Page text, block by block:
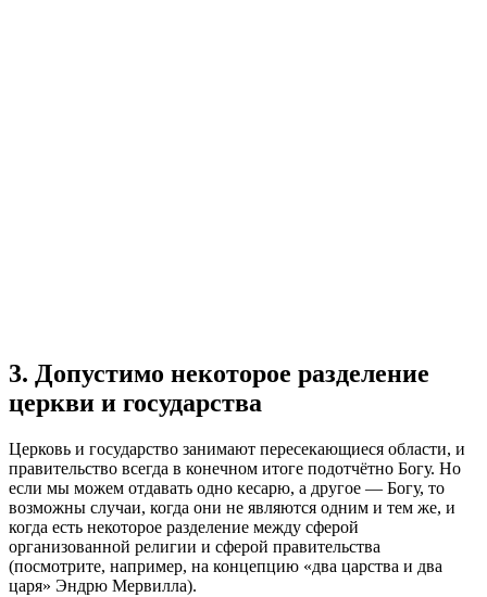
3. Допустимо некоторое разделение
церкви и государства
Церковь и государство занимают пересекающиеся области, и
правительство всегда в конечном итоге подотчётно Богу. Но
если мы можем отдавать одно кесарю, а другое — Богу, то
возможны случаи, когда они не являются одним и тем же, и
когда есть некоторое разделение между сферой
организованной религии и сферой правительства
(посмотрите, например, на концепцию «два царства и два
царя» Эндрю Мервилла).